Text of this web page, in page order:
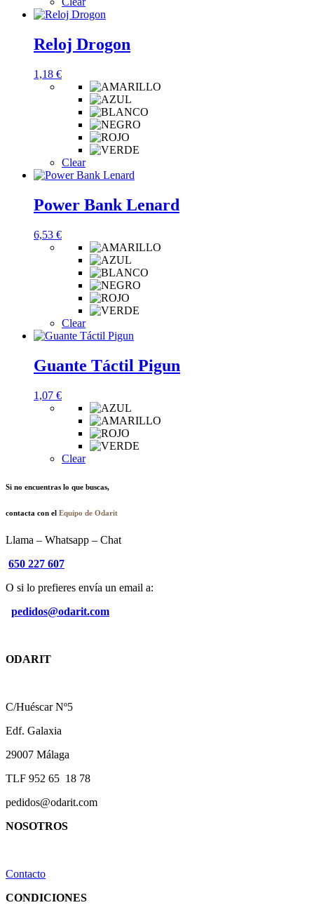
Reloj Drogon
1,18 €
Clear
Power Bank Lenard
6,53 €
Clear
Guante Táctil Pigun
1,07 €
Clear
Si no encuentras lo que buscas,
contacta con el Equipo de Odarit
Llama – Whatsapp – Chat
650 227 607
O si lo prefieres envía un email a:
pedidos@odarit.com
ODARIT
C/Huéscar Nº5
Edf. Galaxia
29007 Málaga
TLF 952 65 18 78
pedidos@odarit.com
NOSOTROS
Contacto
CONDICIONES